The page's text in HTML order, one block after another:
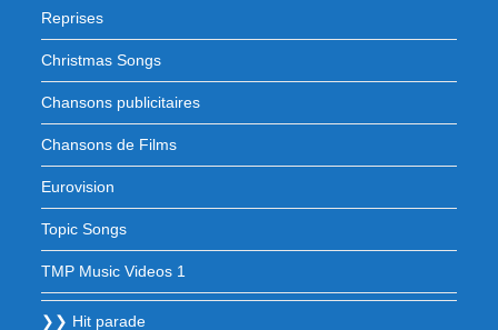
Reprises
Christmas Songs
Chansons publicitaires
Chansons de Films
Eurovision
Topic Songs
TMP Music Videos 1
❯❯ Hit parade